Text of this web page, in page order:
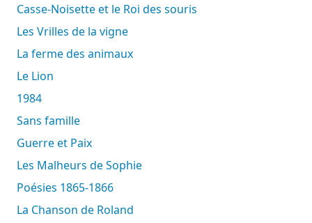
Casse-Noisette et le Roi des souris
Les Vrilles de la vigne
La ferme des animaux
Le Lion
1984
Sans famille
Guerre et Paix
Les Malheurs de Sophie
Poésies 1865-1866
La Chanson de Roland